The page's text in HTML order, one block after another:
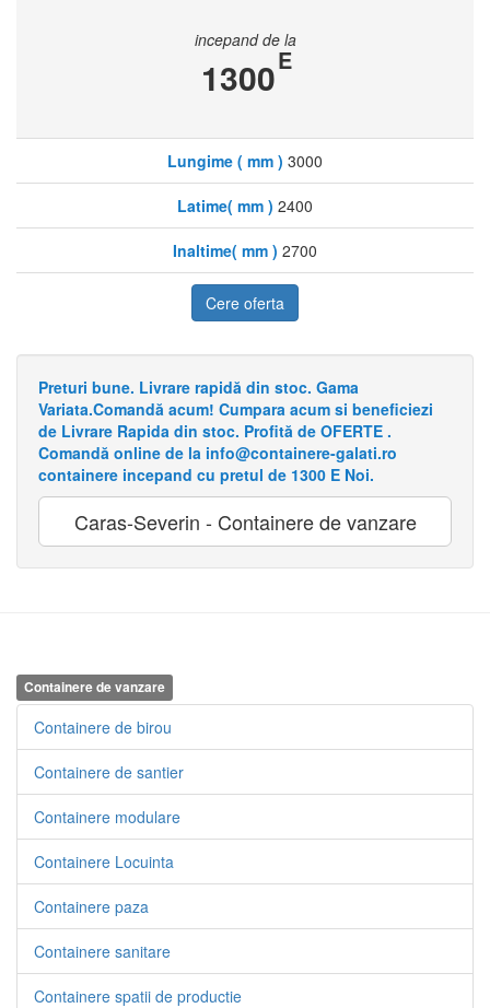
incepand de la
1300E
Lungime ( mm ) 3000
Latime( mm ) 2400
Inaltime( mm ) 2700
Cere oferta
Preturi bune. Livrare rapidă din stoc. Gama
Variata.Comandă acum! Cumpara acum si beneficiezi
de Livrare Rapida din stoc. Profită de OFERTE .
Comandă online de la info@containere-galati.ro
containere incepand cu pretul de 1300 E Noi.
Caras-Severin - Containere de vanzare
Containere de vanzare
Containere de birou
Containere de santier
Containere modulare
Containere Locuinta
Containere paza
Containere sanitare
Containere spatii de productie